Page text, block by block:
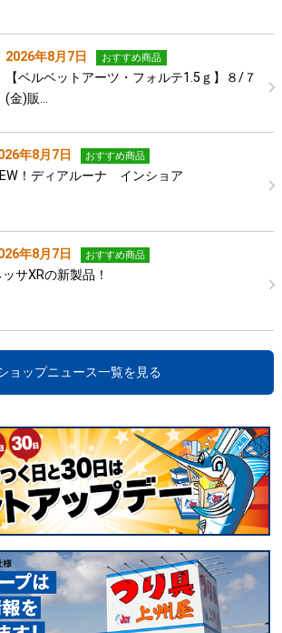
2026年8月7日 おすすめ商品
【ベルベットアーツ・フォルテ1.5ｇ】８/７
(金)販…
年8月7日 おすすめ商品
！ディアルーナ インショア
年8月7日 おすすめ商品
ッサXRの新製品！
ョップニュース一覧を見る